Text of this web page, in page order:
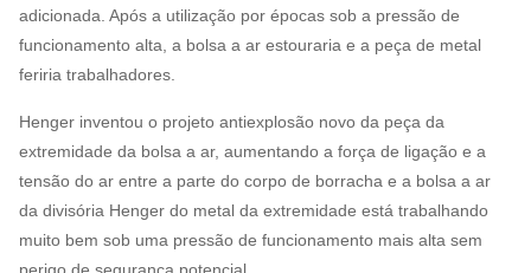
adicionada. Após a utilização por épocas sob a pressão de
funcionamento alta, a bolsa a ar estouraria e a peça de metal
feriria trabalhadores.
Henger inventou o projeto antiexplosão novo da peça da
extremidade da bolsa a ar, aumentando a força de ligação e a
tensão do ar entre a parte do corpo de borracha e a bolsa a ar
da divisória Henger do metal da extremidade está trabalhando
muito bem sob uma pressão de funcionamento mais alta sem
perigo de segurança potencial.